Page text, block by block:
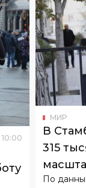
10:00
МИР
В
315
По